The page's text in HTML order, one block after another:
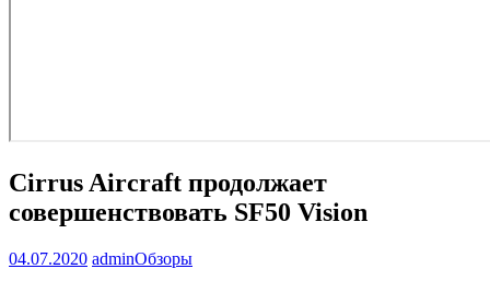
Cirrus Aircraft продолжает
совершенствовать SF50 Vision
04.07.2020 adminОбзоры